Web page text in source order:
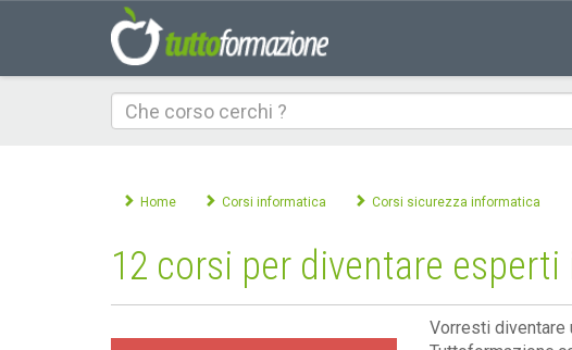
Che
corso
Home Corsi informatica Corsi sicurezza informatica
12 corsi per diventare
Vorresti diventare